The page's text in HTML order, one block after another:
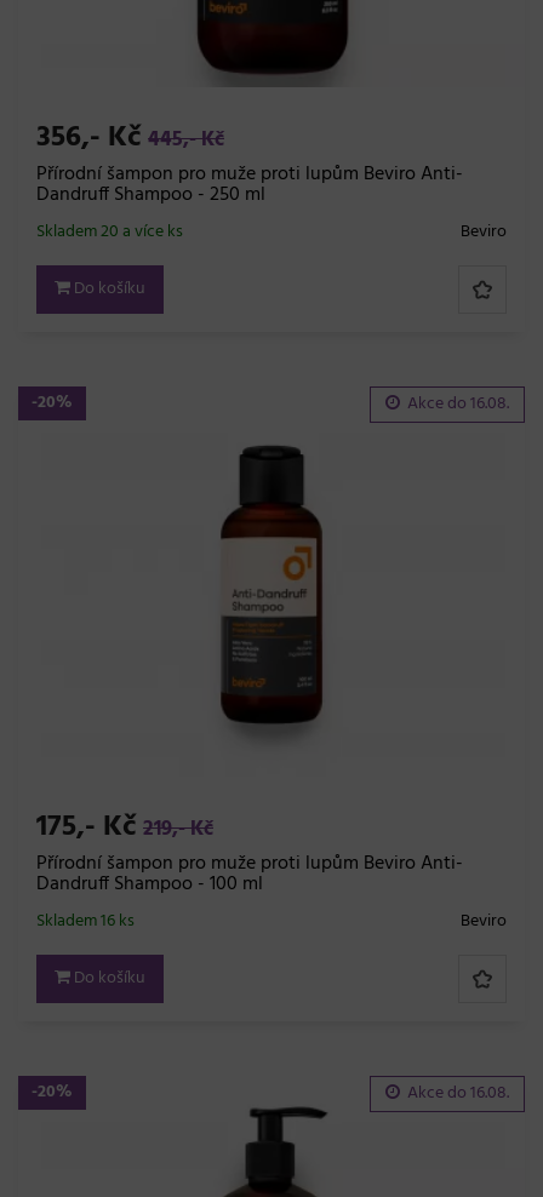
356,- Kč 445,- Kč
Přírodní šampon pro muže proti lupům Beviro Anti-
Dandruff Shampoo - 250 ml
Beviro
Skladem 20 a více ks
Do košíku
-20% Akce do16.08.
175,- Kč 219,- Kč
Přírodní šampon pro muže proti lupům Beviro Anti-
Dandruff Shampoo - 100 ml
Beviro
Skladem 16 ks
Do košíku
-20% Akce do16.08.